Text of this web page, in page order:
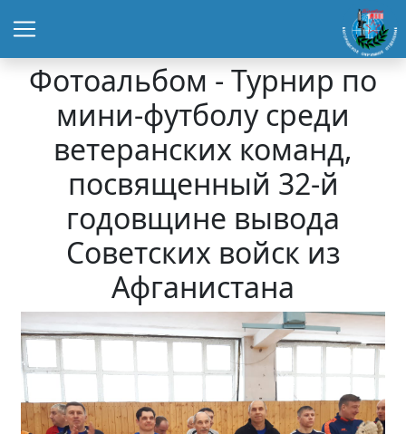
Фотоальбом - Турнир по
мини-футболу среди
ветеранских команд,
посвященный 32-й
годовщине вывода
Советских войск из
Афганистана